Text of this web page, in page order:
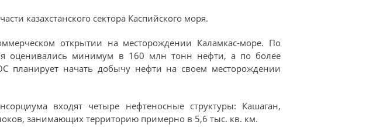
казахстанского сектора Каспийского моря.
открытии на месторождении Каламкас-море. По
оценивались минимум в 160 млн тонн нефти, а по более
планирует начать добычу нефти на своем месторождении
входят четыре нефтеносные структуры: Кашаган,
занимающих территорию примерно в 5,6 тыс. кв. км.